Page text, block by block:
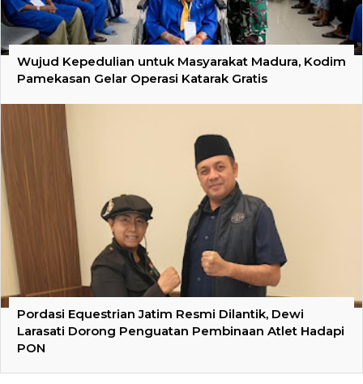
Wujud Kepedulian untuk Masyarakat Madura, Kodim
Pamekasan Gelar Operasi Katarak Gratis
Pordasi Equestrian Jatim Resmi Dilantik, Dewi
Larasati Dorong Penguatan Pembinaan Atlet Hadapi
PON